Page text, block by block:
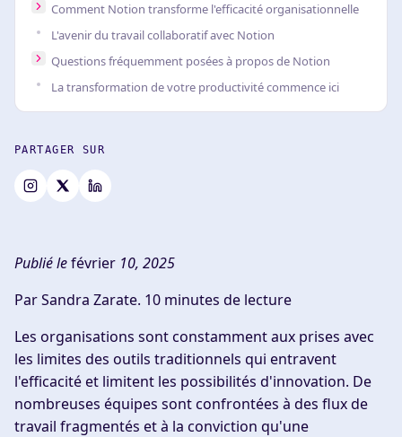
Comment Notion transforme l'efficacité organisationnelle
L'avenir du travail collaboratif avec Notion
Questions fréquemment posées à propos de Notion
La transformation de votre productivité commence ici
PARTAGER SUR
Publié lefévrier 10, 2025
Par Sandra Zarate. 10 minutes de lecture
Les organisations sont constamment aux prises avec
les limites des outils traditionnels qui entravent
l'efficacité et limitent les possibilités d'innovation. De
nombreuses équipes sont confrontées à des flux de
travail fragmentés et à la conviction qu'une